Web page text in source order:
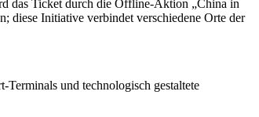
das Ticket durch die Offline-Aktion „China in
diese Initiative verbindet verschiedene Orte der
Terminals und technologisch gestaltete